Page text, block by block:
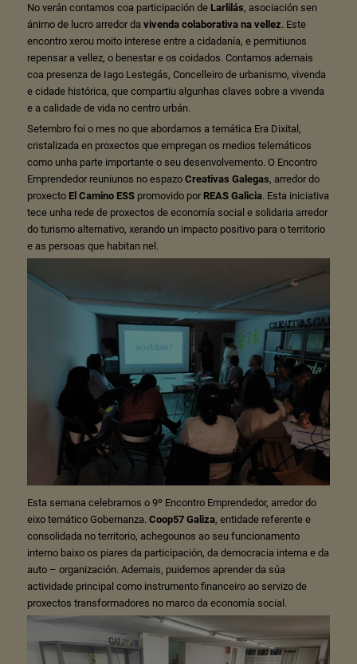
No verán contamos coa participación de Larlilás, asociación sen
ánimo de lucro arredor da vivenda colaborativa na vellez. Este
encontro xerou moito interese entre a cidadanía, e permitiunos
repensar a vellez, o benestar e os coidados. Contamos ademais
coa presenza de Iago Lestegás, Concelleiro de urbanismo, vivenda
e cidade histórica, que compartiu algunhas claves sobre a vivenda
e a calidade de vida no centro urbán.
Setembro foi o mes no que abordamos a temática Era Dixital,
cristalizada en proxectos que empregan os medios telemáticos
como unha parte importante o seu desenvolvemento. O Encontro
Emprendedor reuniunos no espazo Creativas Galegas, arredor do
proxecto El Camino ESSpromovido por REAS Galicia. Esta iniciativa
tece unha rede de proxectos de economía social e solidaria arredor
do turismo alternativo, xerando un impacto positivo para o territorio
e as persoas que habitan nel.
Esta semana celebramos o 9º Encontro Emprendedor, arredor do
eixo temático Gobernanza. Coop57 Galiza, entidade referente e
consolidada no territorio, achegounos ao seu funcionamento
interno baixo os piares da participación, da democracia interna e da
auto – organización. Ademais, puidemos aprender da súa
actividade principal como instrumento financeiro ao servizo de
proxectos transformadores no marco da economía social.